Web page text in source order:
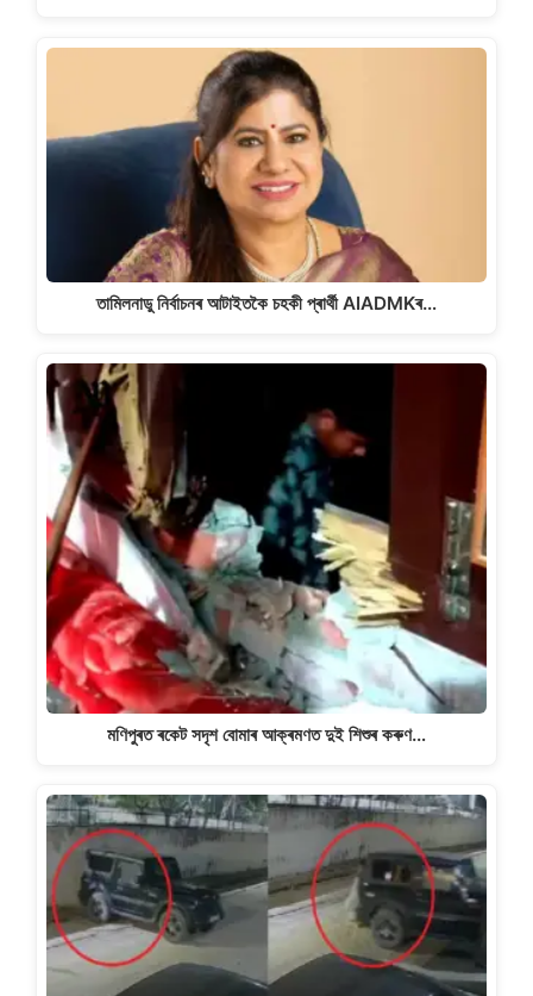
তামিলনাডু নিৰ্বাচনৰ আটাইতকৈ চহকী প্ৰাৰ্থী AIADMKৰ…
মণিপুৰত ৰকেট সদৃশ বোমাৰ আক্ৰমণত দুই শিশুৰ কৰুণ…